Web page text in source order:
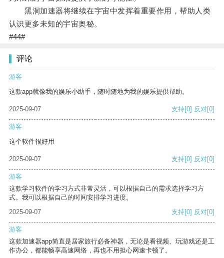
黑洞加速器将继续在宇宙中发挥着重要作用，帮助人类
认识更多未知的宇宙奥秘。
#44#
评论
游客
这款app就像我的娱乐小助手，随时随地为我的娱乐提供帮助。
2025-09-07 支持[0] 反对[0]
游客
这个软件很好用
2025-09-07 支持[0] 反对[0]
游客
这款学习软件的学习方式非常灵活，可以根据自己的需求选择学习方
式。我可以根据自己的时间安排学习进度。
2025-09-07
支持[0] 反对[0]
游客
这款加速器app简直是居家旅行必备神器，无论是看视频、玩游戏还是工
作办公，都能畅享高速网络，再也不用担心网速卡顿了。